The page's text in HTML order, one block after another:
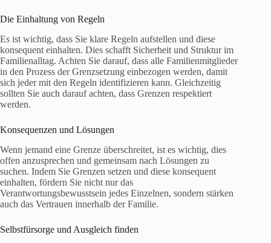
Die Einhaltung von Regeln
Es ist wichtig, dass Sie klare Regeln aufstellen und diese
konsequent einhalten. Dies schafft Sicherheit und Struktur im
Familienalltag. Achten Sie darauf, dass alle Familienmitglieder
in den Prozess der Grenzsetzung einbezogen werden, damit
sich jeder mit den Regeln identifizieren kann. Gleichzeitig
sollten Sie auch darauf achten, dass Grenzen respektiert
werden.
Konsequenzen und Lösungen
Wenn jemand eine Grenze überschreitet, ist es wichtig, dies
offen anzusprechen und gemeinsam nach Lösungen zu
suchen. Indem Sie Grenzen setzen und diese konsequent
einhalten, fördern Sie nicht nur das
Verantwortungsbewusstsein jedes Einzelnen, sondern stärken
auch das Vertrauen innerhalb der Familie.
Selbstfürsorge und Ausgleich finden